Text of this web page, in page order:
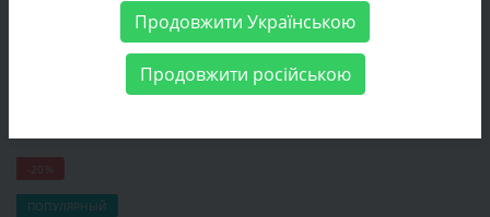
Женские товары Женская обувь Ботинки Mida 240844(16Ш)
Ботинки Mida 240844(16Ш)
-20%
ПОПУЛЯРНЫЙ
Продовжити Українською
Продовжити російською